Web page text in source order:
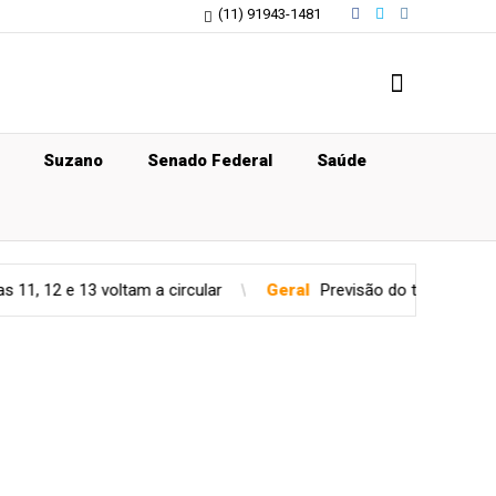
(11) 91943-1481
Suzano Senado Federal Saúde
a circular Geral Previsão do tempo para quinta-feira